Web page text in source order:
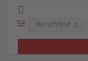
Berufsfeld